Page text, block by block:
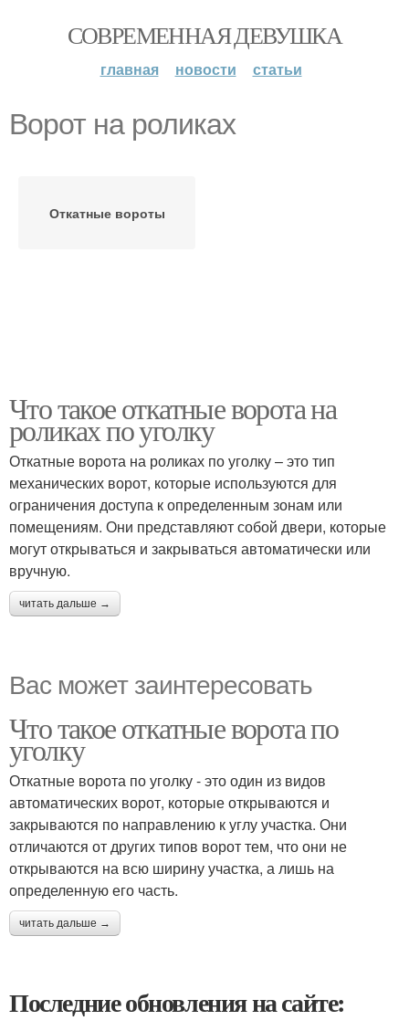
СОВРЕМЕННАЯ ДЕВУШКА
главная новости статьи
Ворот на роликах
Откатные вороты
Что такое откатные ворота на
роликах по уголку
Откатные ворота на роликах по уголку – это тип
механических ворот, которые используются для
ограничения доступа к определенным зонам или
помещениям. Они представляют собой двери, которые
могут открываться и закрываться автоматически или
вручную.
читать дальше →
Вас может заинтересовать
Что такое откатные ворота по
уголку
Откатные ворота по уголку - это один из видов
автоматических ворот, которые открываются и
закрываются по направлению к углу участка. Они
отличаются от других типов ворот тем, что они не
открываются на всю ширину участка, а лишь на
определенную его часть.
читать дальше →
Последние обновления на сайте: